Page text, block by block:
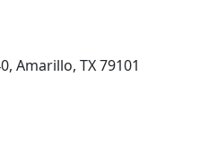
Amarillo, TX 79101